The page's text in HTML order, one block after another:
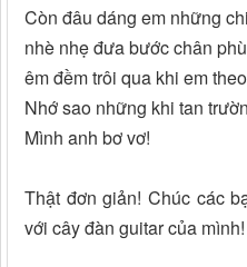
Còn đâu dáng em những
nhè nhẹ đưa bước chân
êm đềm trôi qua khi em
Nhớ sao những khi tan
Mình anh bơ vơ!
Thật đơn giản! Chúc các
với cây đàn guitar của mình!